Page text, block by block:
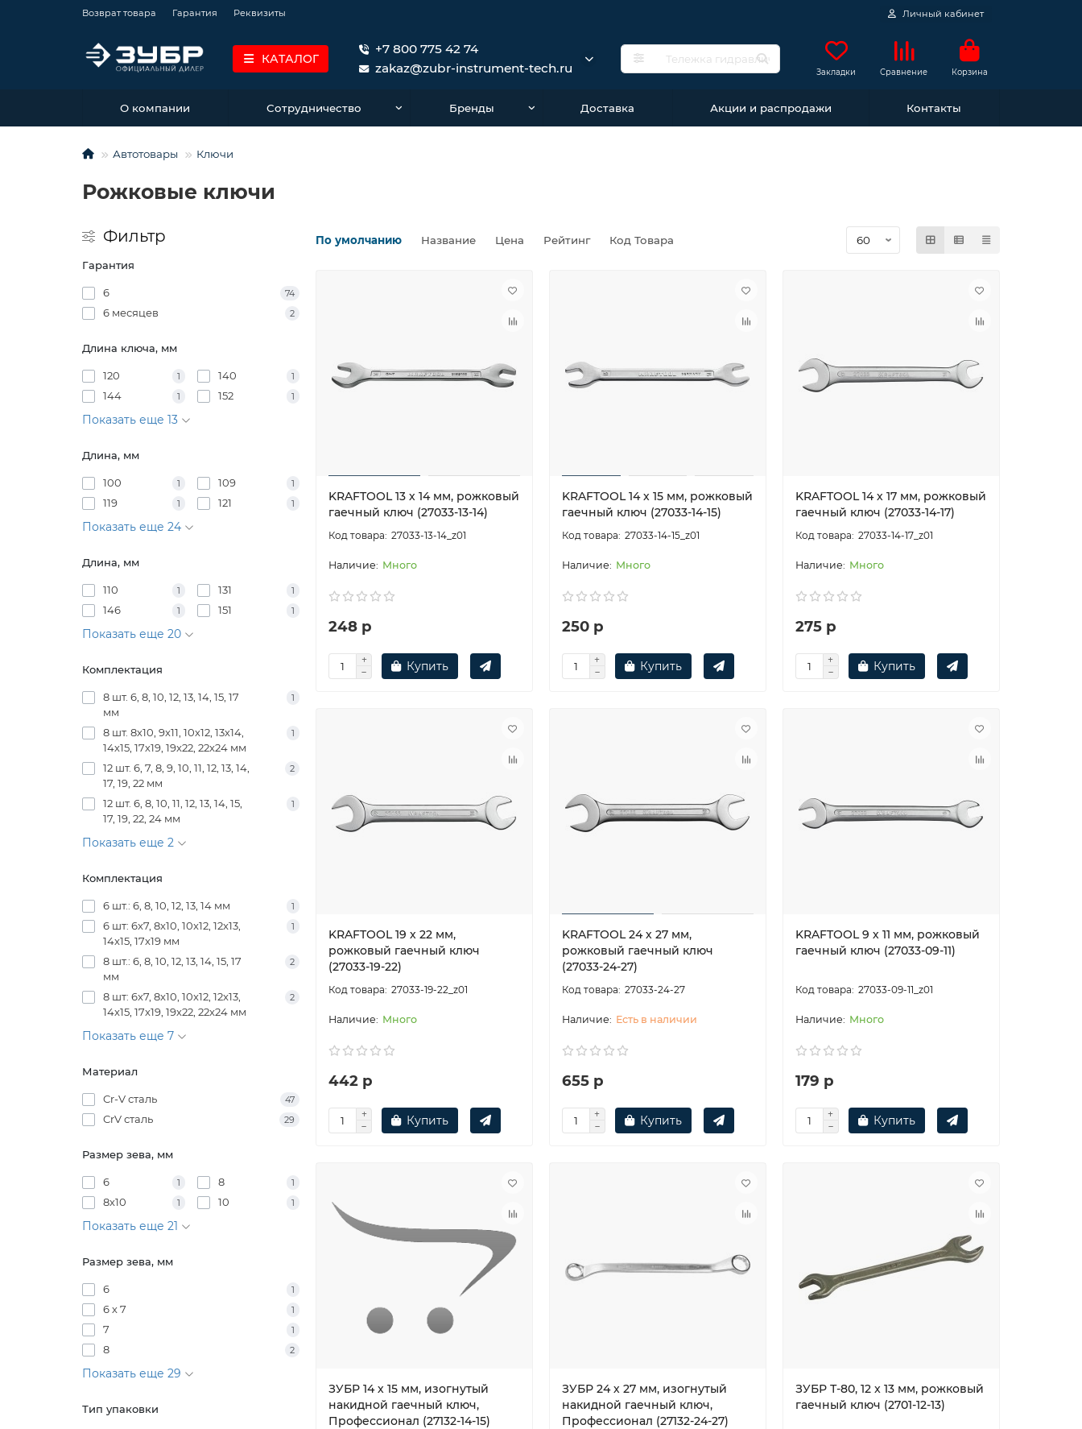
Возврат товара Гарантия Реквизиты Личный кабинет
КАТАЛОГ
+7 800 775 42 74
zakaz@zubr-instrument-tech.ru
Закладки Сравнение Корзина
О компании Сотрудничество Бренды Доставка Акции и распродажи Контакты
Автотовары Ключи
Рожковые ключи
Фильтр
Гарантия
6 74
6 месяцев 2
Длина ключа, мм
120 1 140 1
144 1 152 1
Показать еще 13
Длина, мм
100 1 109 1
119 1 121 1
Показать еще 24
Длина, мм
110 1 131 1
146 1 151 1
Показать еще 20
Комплектация
8 шт. 6, 8, 10, 12, 13, 14, 15, 17
мм
1
8 шт. 8х10, 9x11, 10х12, 13х14,
14х15, 17х19, 19x22, 22x24 мм
1
12 шт. 6, 7, 8, 9, 10, 11, 12, 13, 14,
17, 19, 22 мм
2
12 шт. 6, 8, 10, 11, 12, 13, 14, 15,
17, 19, 22, 24 мм
1
Показать еще 2
Комплектация
6 шт.: 6, 8, 10, 12, 13, 14 мм 1
6 шт: 6x7, 8x10, 10x12, 12x13,
14x15, 17x19 мм
1
8 шт.: 6, 8, 10, 12, 13, 14, 15, 17
мм
2
8 шт: 6x7, 8x10, 10x12, 12x13,
14x15, 17x19, 19х22, 22x24 мм
2
Показать еще 7
Материал
Cr-V сталь 47
CrV сталь 29
Размер зева, мм
6 1 8 1
8х10 1 10 1
Показать еще 21
Размер зева, мм
6 1
6 х 7 1
7 1
8 2
Показать еще 29
Тип упаковки
По умолчанию Название Цена Рейтинг Код Товара
KRAFTOOL 13 х 14 мм, рожковый
гаечный ключ (27033-13-14)
27033-13-14_z01
Много
248 р
Купить
KRAFTOOL 14 х 15 мм, рожковый
гаечный ключ (27033-14-15)
27033-14-15_z01
Много
250 р
Купить
KRAFTOOL 14 х 17 мм, рожковый
гаечный ключ (27033-14-17)
27033-14-17_z01
Много
275 р
Купить
KRAFTOOL 19 х 22 мм,
рожковый гаечный ключ
(27033-19-22)
27033-19-22_z01
Много
442 р
Купить
KRAFTOOL 24 х 27 мм,
рожковый гаечный ключ
(27033-24-27)
27033-24-27
Есть в наличии
655 р
Купить
KRAFTOOL 9 х 11 мм, рожковый
гаечный ключ (27033-09-11)
27033-09-11_z01
Много
179 р
Купить
ЗУБР 14 х 15 мм, изогнутый
накидной гаечный ключ,
Профессионал (27132-14-15)
ЗУБР 24 х 27 мм, изогнутый
накидной гаечный ключ,
Профессионал (27132-24-27)
ЗУБР Т-80, 12 x 13 мм, рожковый
гаечный ключ (2701-12-13)